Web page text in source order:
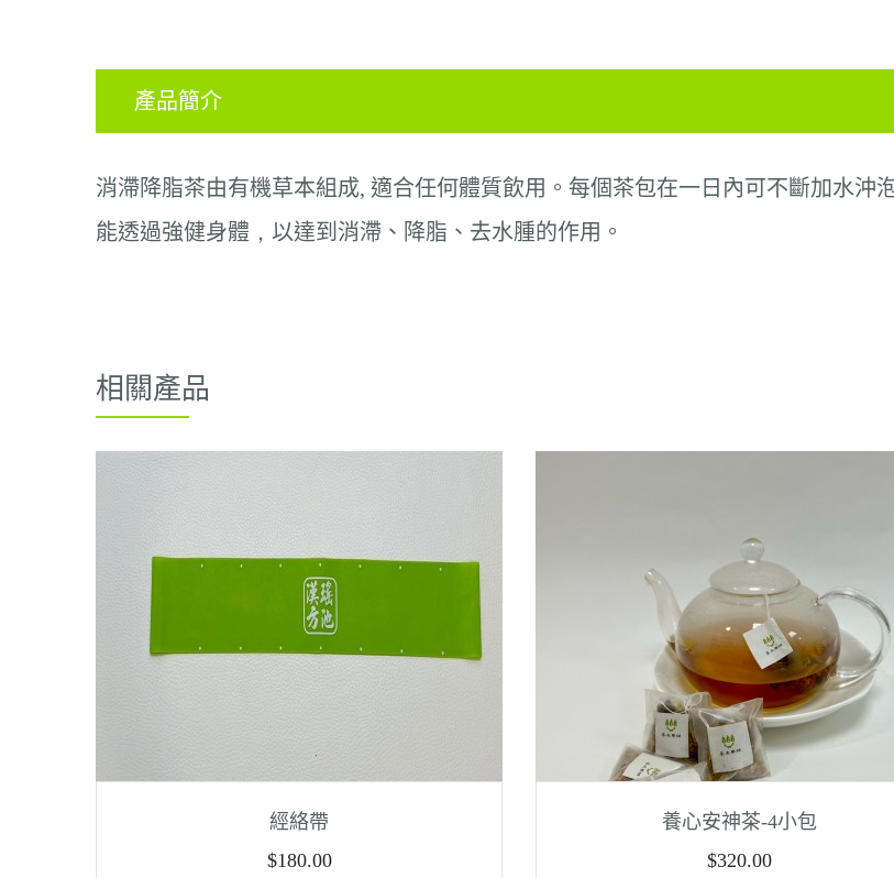
產品簡介
消滯降脂茶由有機草本組成, 適合任何體質飲用。每個茶包在一日內可不斷加水沖
能透過強健身體 ， 以達到 消滯、降脂 、去水腫的作用。
相關產品
經絡帶
$180.00
養心安神茶-4小包
$320.00